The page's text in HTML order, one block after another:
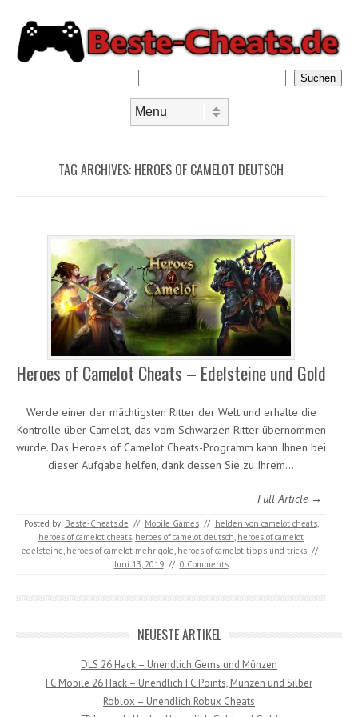
Suchen
TAG ARCHIVES: HEROES OF CAMELOT DEUTSCH
Heroes of Camelot Cheats – Edelsteine und Gold
Werde einer der mächtigsten Ritter der Welt und erhalte die
Kontrolle über Camelot, das vom Schwarzen Ritter übernommen
wurde. Das Heroes of Camelot Cheats-Programm kann Ihnen bei
dieser Aufgabe helfen, dank dessen Sie zu Ihrem…
Full Article →
Posted by: Beste-Cheats.de // Mobile Games // helden von camelot cheats,
heroes of camelot cheats heroes of camelot deutsch heroes of camelot
edelsteine heroes of camelot mehr gold heroes of camelot tipps und tricks //
Juni 13, 2019 // 0 Comments
NEUESTE ARTIKEL
DLS 26 Hack – Unendlich Gems und Münzen
FC Mobile 26 Hack – Unendlich FC Points, Münzen und Silber
Roblox – Unendlich Robux Cheats